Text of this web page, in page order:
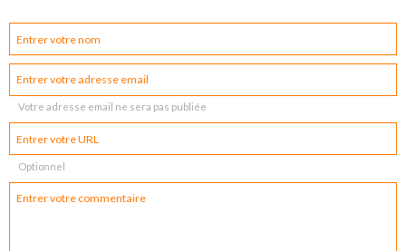
Votre adresse email ne sera pas publiée
Optionnel